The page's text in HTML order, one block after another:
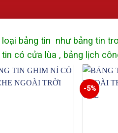
bảng tin như bảng tin
có cửa lùa , bảng lịch
-5%